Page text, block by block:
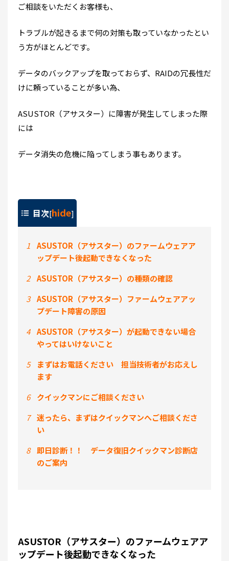
ご相談をいただくお客様も、
トラブルが起きるまで何の対策も取っていなかったとい
う方がほとんどです。
データのバックアップを取っておらず、RAIDの冗長性だ
けに頼っていることが多い為、
ASUSTOR（アサスター）に障害が発生してしまった際
には
データ消失の危機に陥ってしまう事もあります。
目次[hide]
1
ASUSTOR（アサスター）のファームウェアア
ップデート後起動できなくなった
2
ASUSTOR（アサスター）の種類の確認
3
ASUSTOR（アサスター）ファームウェアアッ
プデート障害の原因
4
ASUSTOR（アサスター）が起動できない場合
やってはいけないこと
5
まずはお電話ください 担当技術者がお応えし
ます
6
クイックマンにご相談ください
7
迷ったら、まずはクイックマンへご相談くださ
い
8
即日診断！！ データ復旧クイックマン診断店
のご案内
ASUSTOR（アサスター）のファームウェアア
ップデート後起動できなくなった